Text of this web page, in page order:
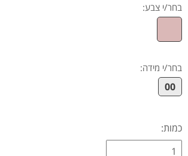
בחר/י צבע:
בחר/י מידה:
00
כמות: